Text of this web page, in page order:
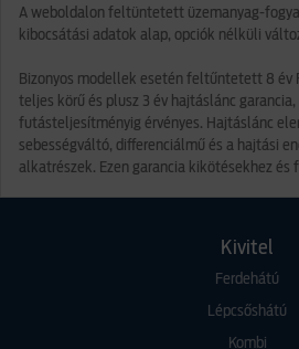
A weboldalon feltüntetett üzemanyag-
kibocsátási adatok alap, opciók nélküli
Bizonyos modellek esetén feltűntetett 8 év
teljes körű és plusz 3 év hajtáslánc
futásteljesítményig érvényes. Hajtáslánc
sebességváltó, differenciálmű és a hajtási
alkatrészek. Ezen garancia kikötésekhez
Kivitel
Ferdehátú
Lépcsőshátú
Kombi